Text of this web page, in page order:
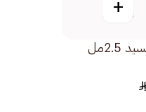
+
2.5مل